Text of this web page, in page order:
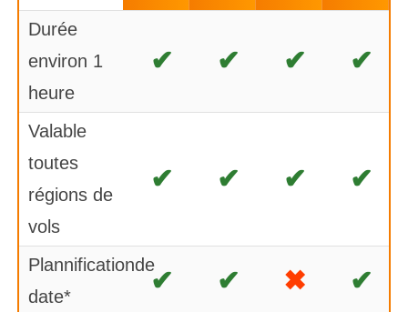
Durée
environ 1
heure
✔ ✔ ✔ ✔
Valable
toutes
régions de
vols
✔ ✔ ✔ ✔
Plannificationde
date*
✔ ✔ ✖ ✔